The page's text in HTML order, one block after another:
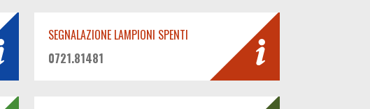
SEGNALAZIONE LAMPIONI SPENTI
0721.81481